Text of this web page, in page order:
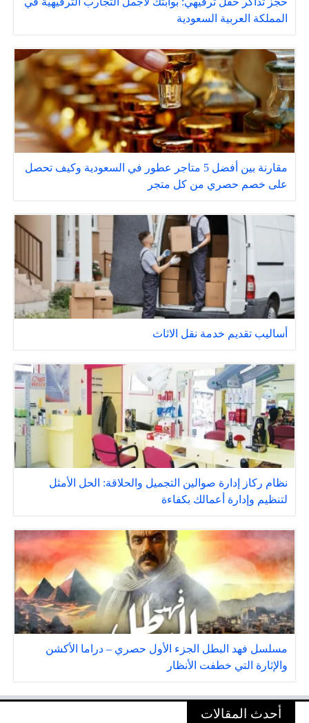
المملكة العربية السعودية
مقارنة بين أفضل 5 متاجر عطور في السعودية وكيف تحصل
على خصم حصري من كل متجر
أساليب تقديم خدمة نقل الاثاث
نظام ركاز إدارة صوالين التجميل والحلاقة: الحل الأمثل
لتنظيم وإدارة أعمالك بكفاءة
مسلسل فهد البطل الجزء الأول حصري – دراما الأكشن
والإثارة التي خطفت الأنظار
أحدث المقالات